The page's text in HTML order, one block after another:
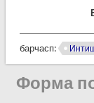
барчасп:
Форма